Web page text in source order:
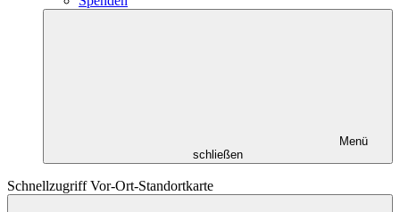
Menü
schließen
Schnellzugriff Vor-Ort-Standortkarte